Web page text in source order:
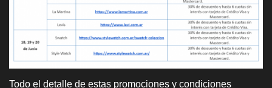
Todo el detalle de estas promociones y condiciones